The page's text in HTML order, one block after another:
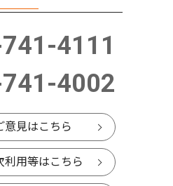
2026.08.07
大生のおす
日まで
麻生警
化
4111
4002
意見はこちら
利用等はこちら